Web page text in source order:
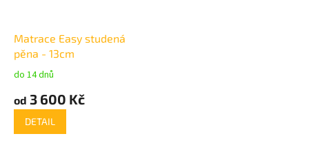
Matrace Easy studená
pěna - 13cm
Průměrné
produktu
do 14 dnů
od 3 600 Kč
DETAIL